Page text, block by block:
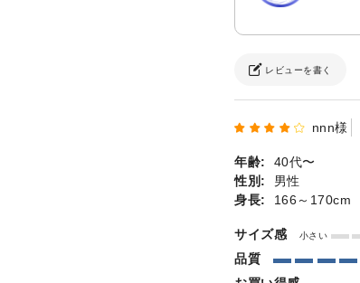
レビューを書く
nnn様
年齢:
40代〜
性別:
男性
身長:
166～170cm
サイズ感 小さい
品質